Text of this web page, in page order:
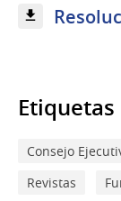
Etiquetas
Consejo
Revistas